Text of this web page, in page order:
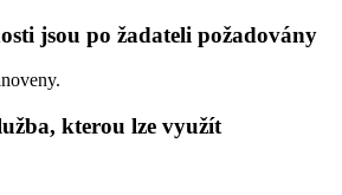
jsou po žadateli požadovány
kterou lze využít